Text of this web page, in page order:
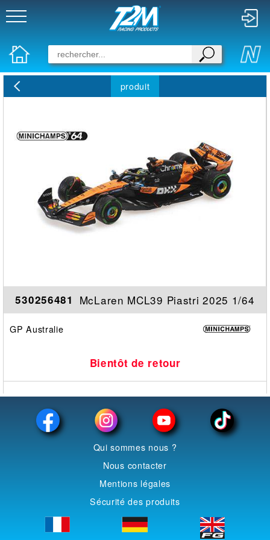
produit
530256481 McLaren MCL39 Piastri 2025 1/64
GP Australie
Bientôt de retour
Qui sommes nous ?
Nous contacter
Mentions légales
Sécurité des produits